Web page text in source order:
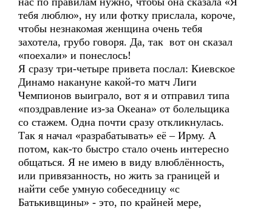
тебя люблю», ну или фотку прислала, короче,
чтобы незнакомая женщина очень тебя
захотела, грубо говоря. Да, так вот он сказал
«поехали» и понеслось!
Я сразу три-четыре привета послал: Киевское
Динамо накануне какой-то матч Лиги
Чемпионов выиграло, вот я и отправил типа
«поздравление из-за Океана» от болельщика
со стажем. Одна почти сразу откликнулась.
Так я начал «разрабатывать» её – Ирму. А
потом, как-то быстро стало очень интересно
общаться. Я не имею в виду влюблённость,
или привязанность, но жить за границей и
найти себе умную собеседницу «с
Батькивщины» - это, по крайней мере,